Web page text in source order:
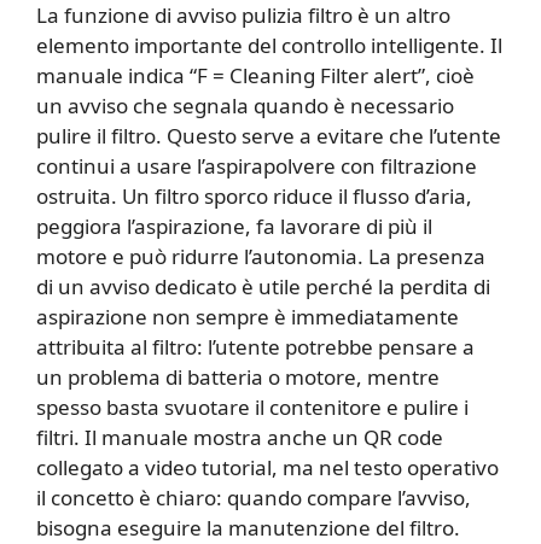
La funzione di avviso pulizia filtro è un altro
elemento importante del controllo intelligente. Il
manuale indica “F = Cleaning Filter alert”, cioè
un avviso che segnala quando è necessario
pulire il filtro. Questo serve a evitare che l’utente
continui a usare l’aspirapolvere con filtrazione
ostruita. Un filtro sporco riduce il flusso d’aria,
peggiora l’aspirazione, fa lavorare di più il
motore e può ridurre l’autonomia. La presenza
di un avviso dedicato è utile perché la perdita di
aspirazione non sempre è immediatamente
attribuita al filtro: l’utente potrebbe pensare a
un problema di batteria o motore, mentre
spesso basta svuotare il contenitore e pulire i
filtri. Il manuale mostra anche un QR code
collegato a video tutorial, ma nel testo operativo
il concetto è chiaro: quando compare l’avviso,
bisogna eseguire la manutenzione del filtro.